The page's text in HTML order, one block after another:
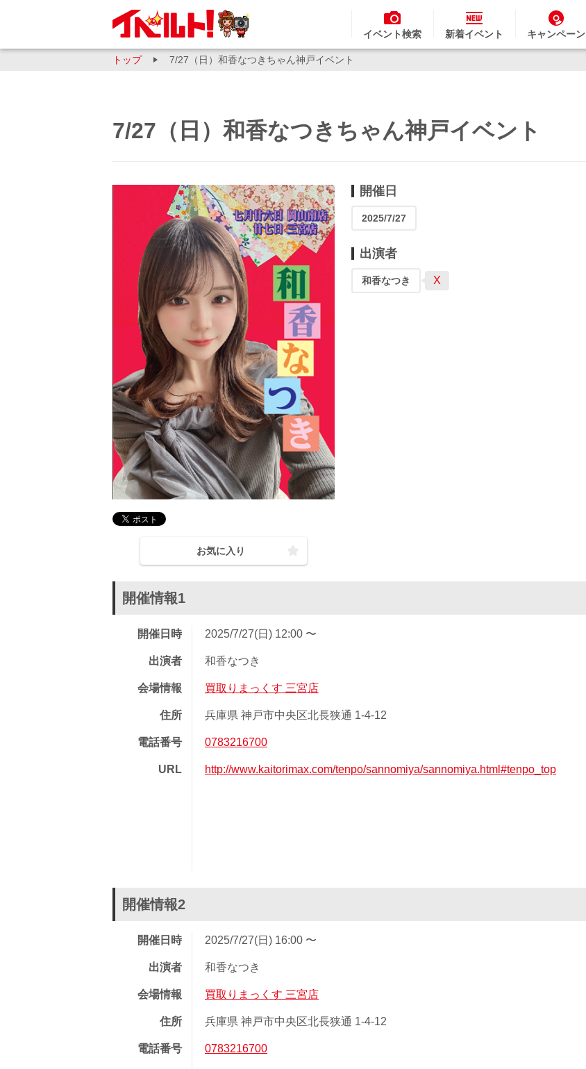
イベント検索 新着イベント キャンペーン
トップ 7/27（日）和香なつきちゃん神戸イベント
7/27（日）和香なつきちゃん神戸イベント
お気に入り
開催日
2025/7/27
出演者
和香なつき X
開催情報1
開催日時 2025/7/27(日) 12:00 〜
出演者 和香なつき
会場情報 買取りまっくす 三宮店
住所 兵庫県 神戸市中央区北長狭通 1-4-12
電話番号 0783216700
URL http://www.kaitorimax.com/tenpo/sannomiya/sannomiya.html#tenpo_top
開催情報2
開催日時 2025/7/27(日) 16:00 〜
出演者 和香なつき
会場情報 買取りまっくす 三宮店
住所 兵庫県 神戸市中央区北長狭通 1-4-12
電話番号 0783216700